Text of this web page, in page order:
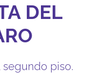
DEL
piso.